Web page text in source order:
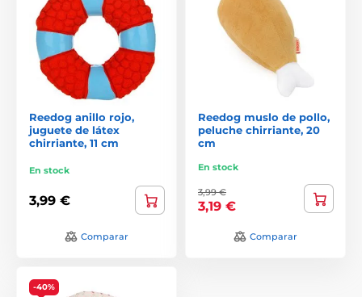
Reedog anillo rojo,
juguete de látex
chirriante, 11 cm
En stock
3,99 €
Comparar
Reedog muslo de pollo,
peluche chirriante, 20
cm
En stock
3,99 €
3,19 €
Comparar
-40%